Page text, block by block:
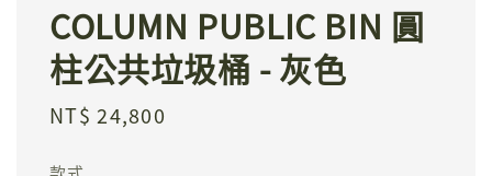
COLUMN PUBLIC BIN 圓
柱公共垃圾桶 - 灰色
Regular
NT$ 24,800